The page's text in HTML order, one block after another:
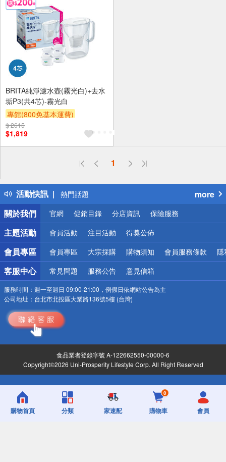
BRITA純淨濾水壺(霧光白)+去水
垢P3(共4芯)-霧光白
專館(800免基本運費)
滿額贈券
$ 2615
$1,819
1
活動快訊
偏遠地區配送
得獎公告
熱門話題
銀行優惠
偏遠地區配送
詐騙網頁！請小心！
more
關於我們
官網 促銷目錄 分店資訊 保險服務
主題活動 會員活動 注目活動 得獎公佈
會員專區 會員專區 大宗採購 購物須知 會員服務條款 隱
客服中心 常見問題 服務公告 意見信箱
服務時間： 週一至週日 09:00-21:00，例假日依網站公告為主
公司地址： 台北市北投區大業路136號5樓 (台灣)
食品業者登錄字號 A-122662550-00000-6
Copyright©2026 Uni-Prosperity Lifestyle Corp. All Right Reserved
購物首頁 分類 家速配
0
購物車 會員